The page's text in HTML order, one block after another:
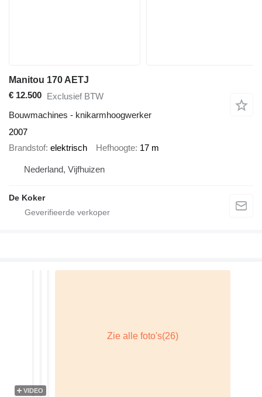
Manitou 170 AETJ
€ 12.500 Exclusief BTW
Bouwmachines - knikarmhoogwerker
2007
Brandstof elektrisch Hefhoogte 17 m
Nederland, Vijfhuizen
De Koker
VIDEO